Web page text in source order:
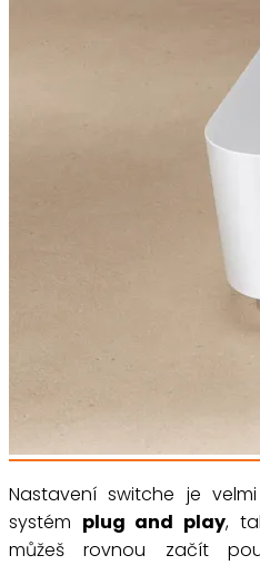
Nastavení switche je
systém plug and play,
můžeš rovnou začít